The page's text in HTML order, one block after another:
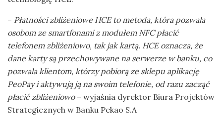
– Płatności zbliżeniowe HCE to metoda, która pozwala
osobom ze smartfonami z modułem NFC płacić
telefonem zbliżeniowo, tak jak kartą. HCE oznacza, że
dane karty są przechowywane na serwerze w banku, co
pozwala klientom, którzy pobiorą ze sklepu aplikację
PeoPay i aktywują ją na swoim telefonie, od razu zacząć
płacić zbliżeniowo – wyjaśnia dyrektor Biura Projektów
Strategicznych w Banku Pekao S.A